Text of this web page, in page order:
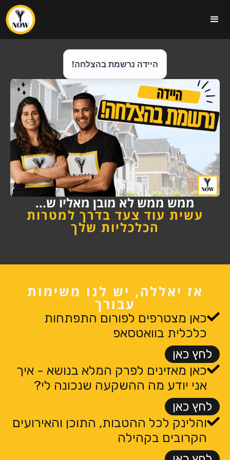
היידה נרשמת בהצלחה!
ממש ממש לא מובן מאליו ש...
עשית עוד צעד בדרך למטרות
הכלכליות שלך
אז יאללה, יש לנו משימות
עבורך
כאן מצטרפים לפורום התפתחות
כלכלית בוואטסאפ
לחץ כאן
כאן מאזינים לפרק המלא בנושא - איך
אני יודע מה ההשקעה שנכונה לי?
לחץ כאן
והלינק לכל ההטבות, התוכן והאירועים
הקרובים בקהילה